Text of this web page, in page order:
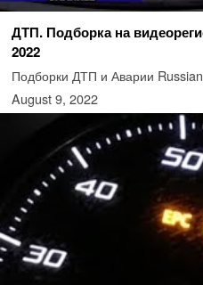
ДТП. Подборка на
2022
Подборки ДТП и Аварии
August 9, 2022